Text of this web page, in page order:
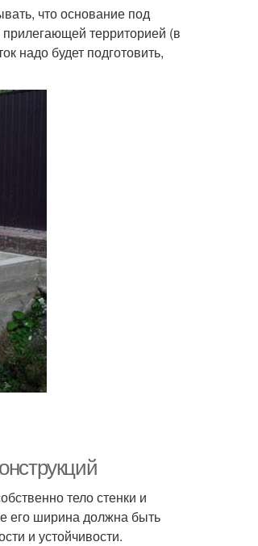
что основание под
прилегающей территорией (в
надо будет подготовить,
тело стенки и
его ширина должна быть
и устойчивости.